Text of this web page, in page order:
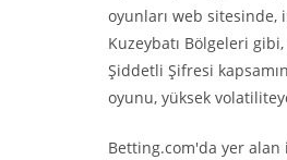
oyunları web sitesinde,
Kuzeybatı Bölgeleri
Şiddetli Şifresi
oyunu, yüksek
Betting.com'da yer